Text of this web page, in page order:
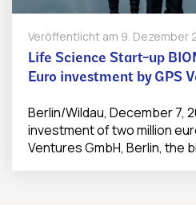
Veröffentlicht am 9. Dezember
Life Science Start-up
Euro investment by GPS
Berlin/Wildau, December 7,
investment of two million
Ventures GmbH, Berlin, the